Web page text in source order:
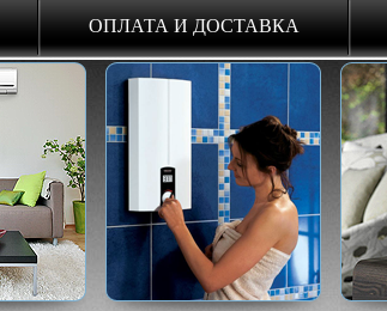
ОПЛАТА И ДОСТАВКА